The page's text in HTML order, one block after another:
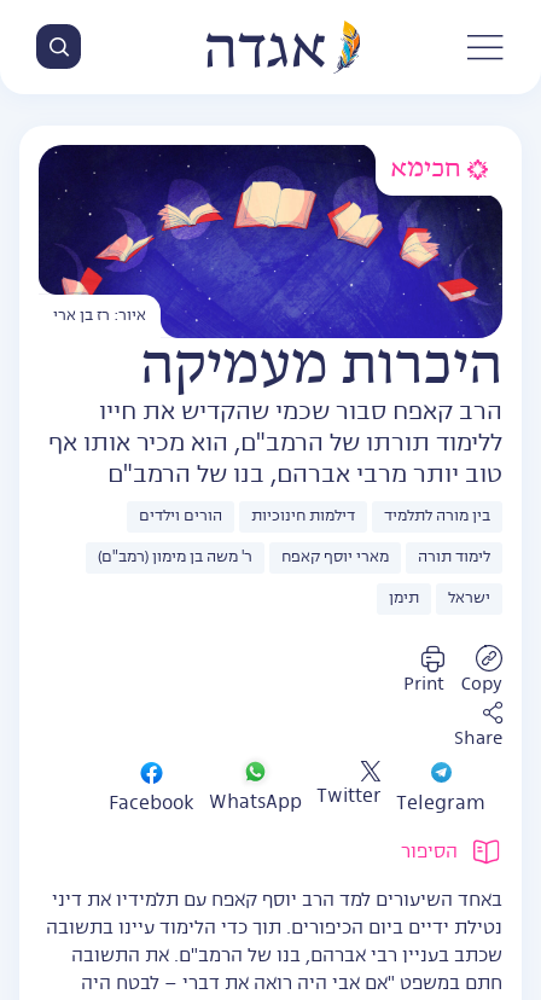
איור: רז בן ארי
חכימא
היכרות מעמיקה
הרב קאפח סבור שכמי שהקדיש את חייו
ללימוד תורתו של הרמב"ם, הוא מכיר אותו אף
טוב יותר מרבי אברהם, בנו של הרמב"ם
בין מורה לתלמיד דילמות חינוכיות הורים וילדים
לימוד תורה מארי יוסף קאפח ר' משה בן מימון (רמב"ם)
ישראל תימן
Copy
Print
Share
Telegram
Twitter
WhatsApp
Facebook
הסיפור
באחד השיעורים למד הרב יוסף קאפח עם תלמידיו את דיני
נטילת ידיים ביום הכיפורים. תוך כדי הלימוד עיינו בתשובה
שכתב בעניין רבי אברהם, בנו של הרמב"ם. את התשובה
חתם במשפט "אם אבי היה רואה את דברי – לבטח היה